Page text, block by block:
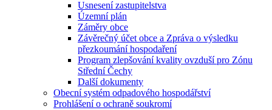
Usnesení zastupitelstva
Územní plán
Záměry obce
Závěrečný účet obce a Zpráva o výsledku
přezkoumání hospodaření
Program zlepšování kvality ovzduší pro Zónu
Střední Čechy
Další dokumenty
Obecní systém odpadového hospodářství
Prohlášení o ochraně soukromí